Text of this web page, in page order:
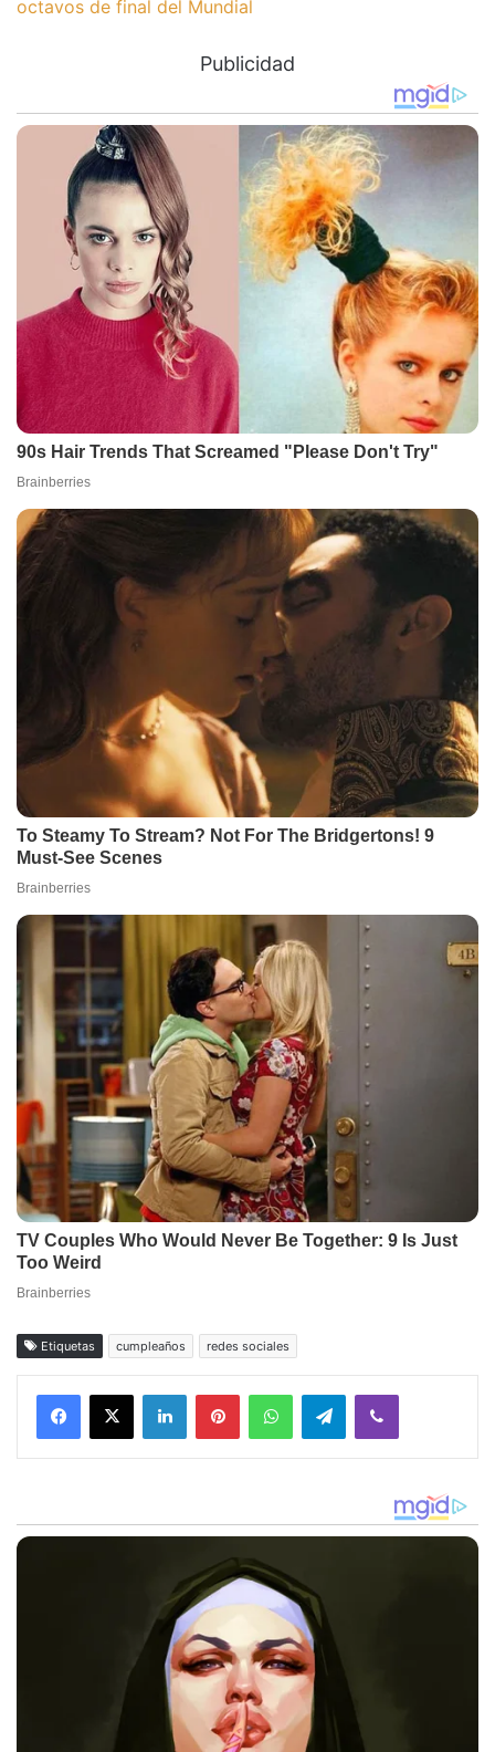
octavos de final del Mundial
Publicidad
Etiquetas cumpleaños redes sociales
Facebook
X LinkedInPinterestWhatsAppTelegramViber